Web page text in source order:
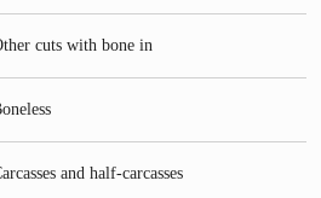
cuts with bone in
and half-carcasses